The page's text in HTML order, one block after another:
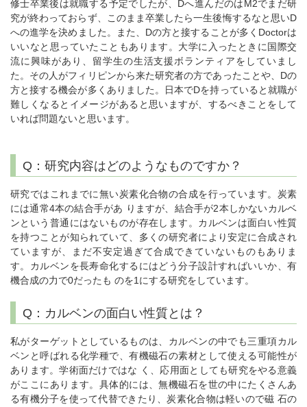
修士卒業後は就職する予定でしたが、Dへ進んだのはM2でまだ研
究が終わっておらず、このまま卒業したら一生後悔するなと思いD
への進学を決めました。また、Dの方と接することが多くDoctorは
いいなと思っていたこともあります。大学に入ったときに国際交
流に興味があり、留学生の生活支援ボランティアをしていまし
た。その人がフィリピンから来た研究者の方であったことや、Dの
方と接する機会が多くありました。日本でDを持っていると就職が
難しくなるとイメージがあると思いますが、するべきことをして
いれば問題ないと思います。
Q：研究内容はどのようなものですか？
研究ではこれまでに無い炭素化合物の合成を行っています。炭素
には通常4本の結合手があ りますが、結合手が2本しかないカルベ
ンという普通にはないものが存在します。カルベンは面白い性質
を持つことが知られていて、多くの研究者により安定に合成され
ていますが、まだ不安定過ぎて合成できていないものもありま
す。カルベンを長寿命化するにはどう分子設計すればいいか、有
機合成の力で0だったも のを1にする研究をしています。
Q：カルベンの面白い性質とは？
私がターゲットとしているものは、カルベンの中でも三重項カル
ベンと呼ばれる化学種で、有機磁石の素材として使える可能性が
あります。学術面だけではな く、応用面としても研究をやる意義
がここにあります。具体的には、無機磁石を世の中にたくさんあ
る有機分子を使って代替できたり、炭素化合物は軽いので磁 石の